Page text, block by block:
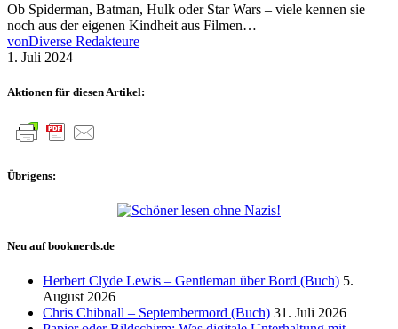
Ob Spiderman, Batman, Hulk oder Star Wars – viele kennen sie
noch aus der eigenen Kindheit aus Filmen…
vonDiverse Redakteure
1. Juli 2024
Aktionen für diesen Artikel:
Übrigens:
Neu auf booknerds.de
Herbert Clyde Lewis – Gentleman über Bord (Buch) 5.
August 2026
Chris Chibnall – Septembermord (Buch) 31. Juli 2026